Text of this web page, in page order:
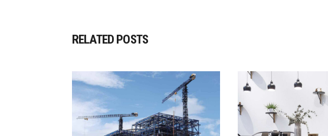
RELATED POSTS